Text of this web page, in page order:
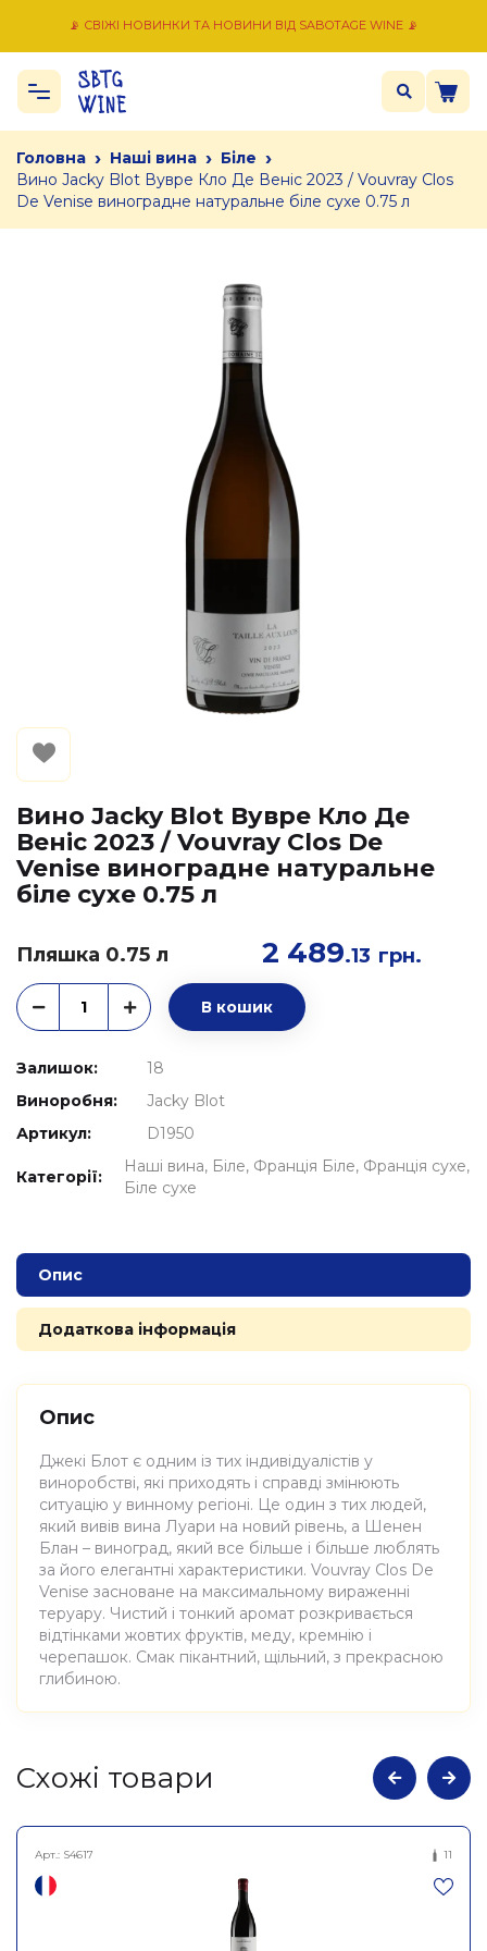
📡 СВІЖІ НОВИНКИ ТА НОВИНИ ВІД SABOTAGE WINE 📡
Головна › Наші вина › Біле ›
Вино Jacky Blot Вувре Кло Де Веніс 2023 / Vouvray Clos
De Venise виноградне натуральне біле сухе 0.75 л
Вино Jacky Blot Вувре Кло Де
Веніс 2023 / Vouvray Clos De
Venise виноградне натуральне
біле сухе 0.75 л
Пляшка 0.75 л 2 489.13 грн.
В кошик
Залишок:
18
Виноробня:
Jacky Blot
Артикул:
D1950
Категорії:
Наші вина Біле Франція Біле Франція сухе
Біле сухе
Опис
Додаткова інформація
Опис
Джекі Блот є одним із тих індивідуалістів у
виноробстві, які приходять і справді змінюють
ситуацію у винному регіоні. Це один з тих людей,
який вивів вина Луари на новий рівень, а Шенен
Блан – виноград, який все більше і більше люблять
за його елегантні характеристики. Vouvray Clos De
Venise засноване на максимальному вираженні
теруару. Чистий і тонкий аромат розкривається
відтінками жовтих фруктів, меду, кремнію і
черепашок. Смак пікантний, щільний, з прекрасною
глибиною.
Атрибути
натуральне сухе біле
Вувре Кло Де Веніс 2023,
Jacky Blot 0,750
Cхожі товари
Арт.: S4617 11